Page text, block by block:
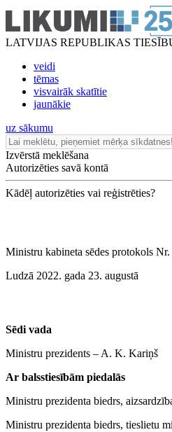
LATVIJAS REPUBLIKAS
veidi
tēmas
visvairāk skatītie
jaunākie
uz sākumu
Izvērstā meklēšana
Autorizēties savā kontā
Kādēļ autorizēties vai reģistrēties?
Ministru kabineta sēdes protokols Nr.
Ludzā 2022. gada 23. augustā
Sēdi vada
Ministru prezidents ‒ A. K. Kariņš
Ar balsstiesībām piedalās
Ministru prezidenta biedrs,
Ministru prezidenta biedrs, tieslietu